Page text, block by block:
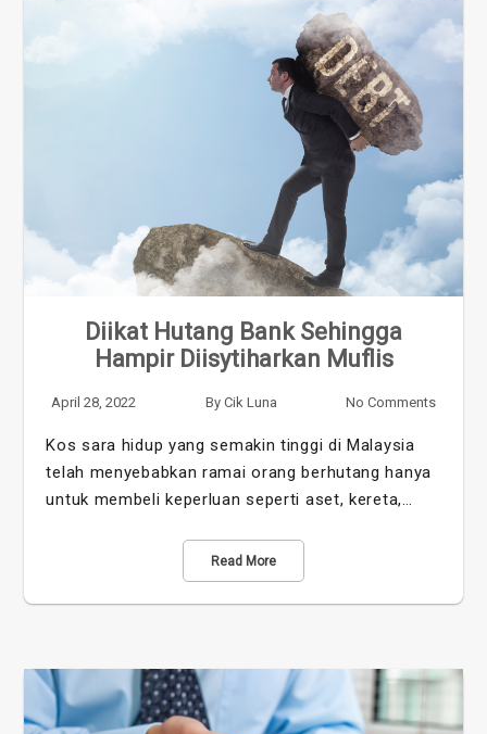
Diikat Hutang Bank Sehingga
Hampir Diisytiharkan Muflis
April 28, 2022 By Cik Luna No Comments
Kos sara hidup yang semakin tinggi di Malaysia
telah menyebabkan ramai orang berhutang hanya
untuk membeli keperluan seperti aset, kereta,…
Read More